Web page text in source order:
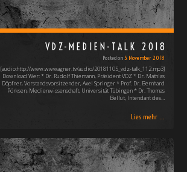
VDZ-MEDIEN-TALK 2018
Posted on5. November 2018
[audio:http://www.wwwagner.tv/audio/20181105_vdz-talk_112.mp3]
Download Wer: * Dr. Rudolf Thiemann, Präsident VDZ * Dr. Mathias
Döpfner, Vorstandsvorsitzender, Axel Springer * Prof. Dr. Bernhard
Pörksen, Medienwissenschaft, Universität Tübingen * Dr. Thomas
Bellut, Intendant des…
Lies mehr ...